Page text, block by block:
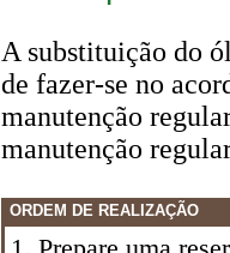
A substituição do
de fazer-se no
manutenção
manutenção
ORDEM DE REALIZAÇÃO